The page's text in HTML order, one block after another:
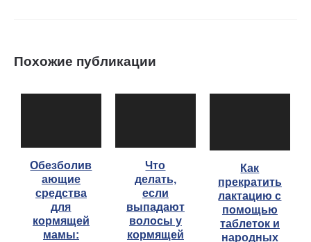
Похожие публикации
Обезболив
ающие
средства
для
кормящей
мамы:
Что
делать,
если
выпадают
волосы у
кормящей
Как
прекратить
лактацию с
помощью
таблеток и
народных